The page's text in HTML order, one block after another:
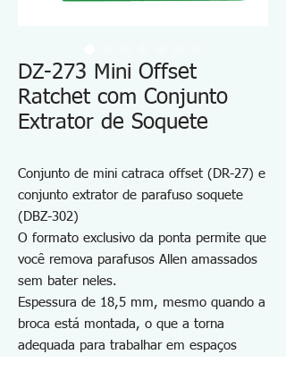
DZ-273 Mini Offset
Ratchet com Conjunto
Extrator de Soquete
Conjunto de mini catraca offset (DR-27) e
conjunto extrator de parafuso soquete
(DBZ-302)
O formato exclusivo da ponta permite que
você remova parafusos Allen amassados
sem bater neles.
Espessura de 18,5 mm, mesmo quando a
broca está montada, o que a torna
adequada para trabalhar em espaços